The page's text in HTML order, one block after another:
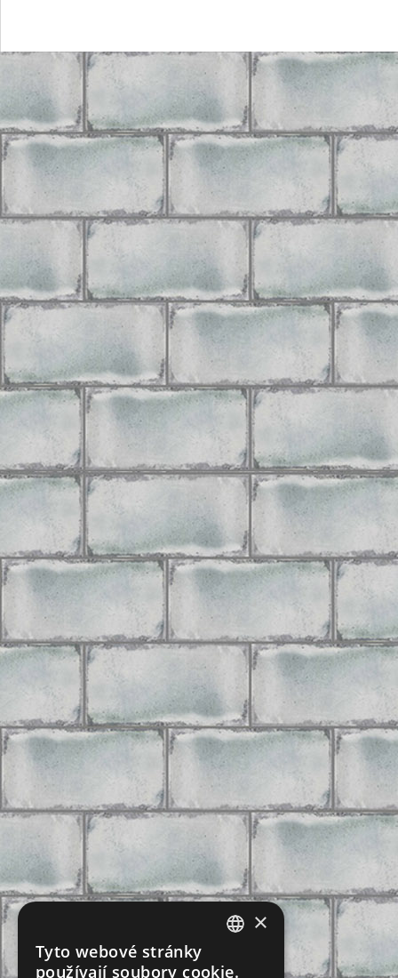
×
Tyto webové stránky
používají soubory cookie.